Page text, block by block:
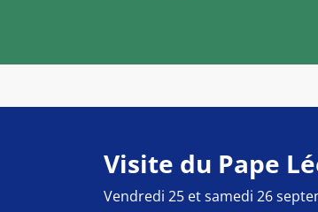
Visite du Pape
Vendredi 25 et samedi 26